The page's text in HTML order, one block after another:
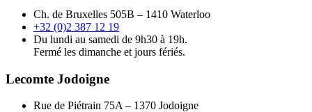
Ch. de Bruxelles 505B – 1410 Waterloo
+32 (0)2 387 12 19
Du lundi au samedi de 9h30 à 19h.
Fermé les dimanche et jours fériés.
Lecomte Jodoigne
Rue de Piétrain 75A – 1370 Jodoigne